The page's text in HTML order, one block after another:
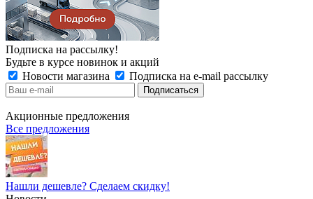
Подписка на рассылку!
Будьте в курсе новинок и акций
Новости магазина
Подписка на e-mail рассылку
Акционные предложения
Все предложения
Нашли дешевле? Сделаем скидку!